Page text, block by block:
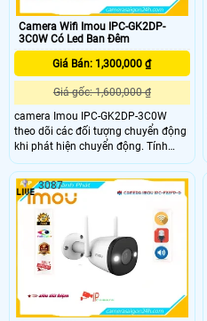
Camera Wifi Imou IPC-GK2DP-
3C0W Có Led Ban Đêm
Giá Bán: 1,300,000 ₫
Giá gốc: 1,600,000 ₫
camera Imou IPC-GK2DP-3C0W
theo dõi các đối tượng chuyển động
khi phát hiện chuyển động. Tính
năng đàm thoại 2 chiều thông qua
việc kết nối mic và loa tích hợp, cho
phép giao tiếp trực tiếp với người
đang được giám sát.
3087